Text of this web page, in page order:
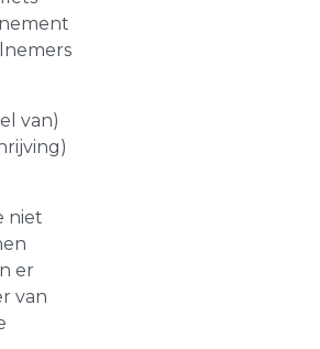
van)
niet
er
van